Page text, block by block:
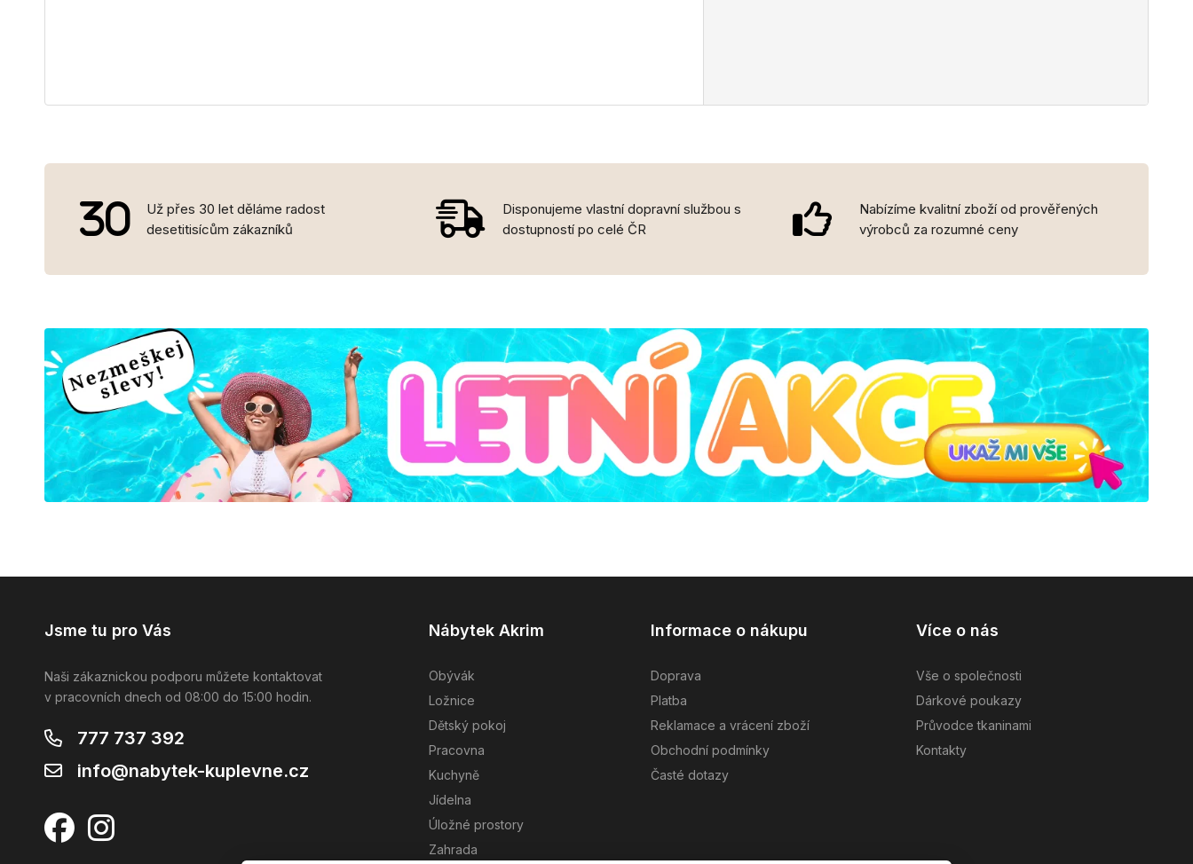
Už přes 30 let děláme radost
desetitisícům zákazníků
Disponujeme vlastní dopravní službou s
dostupností po celé ČR
Nabízíme kvalitní zboží od prověřených
výrobců za rozumné ceny
Jsme tu pro Vás
Naši zákaznickou podporu můžete kontaktovat
v pracovních dnech od 08:00 do 15:00 hodin.
777 737 392
info@nabytek-kuplevne.cz
Nábytek Akrim
Obývák
Ložnice
Dětský pokoj
Pracovna
Kuchyně
Jídelna
Úložné prostory
Zahrada
Informace o nákupu
Doprava
Platba
Reklamace a vrácení zboží
Obchodní podmínky
Časté dotazy
Více o nás
Vše o společnosti
Dárkové poukazy
Průvodce tkaninami
Kontakty